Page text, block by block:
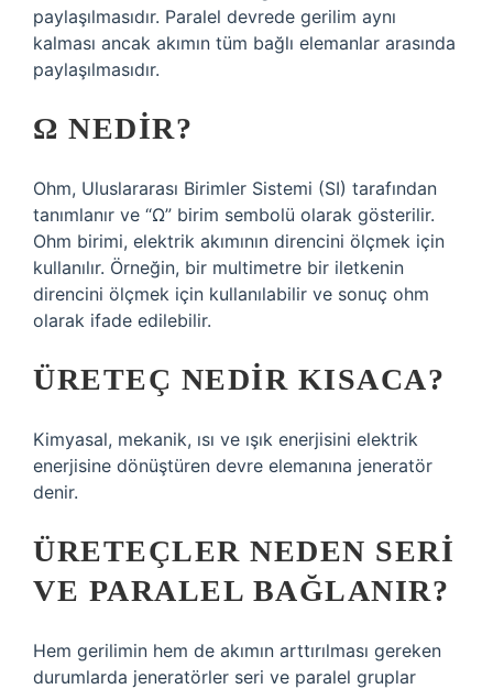
paylaşılmasıdır. Paralel devrede gerilim aynı
kalması ancak akımın tüm bağlı elemanlar arasında
paylaşılmasıdır.
Ω NEDIR?
Ohm, Uluslararası Birimler Sistemi (SI) tarafından
tanımlanır ve “Ω” birim sembolü olarak gösterilir.
Ohm birimi, elektrik akımının direncini ölçmek için
kullanılır. Örneğin, bir multimetre bir iletkenin
direncini ölçmek için kullanılabilir ve sonuç ohm
olarak ifade edilebilir.
ÜRETEÇ NEDIR KISACA?
Kimyasal, mekanik, ısı ve ışık enerjisini elektrik
enerjisine dönüştüren devre elemanına jeneratör
denir.
ÜRETEÇLER NEDEN SERI
VE PARALEL BAĞLANIR?
Hem gerilimin hem de akımın arttırılması gereken
durumlarda jeneratörler seri ve paralel gruplar